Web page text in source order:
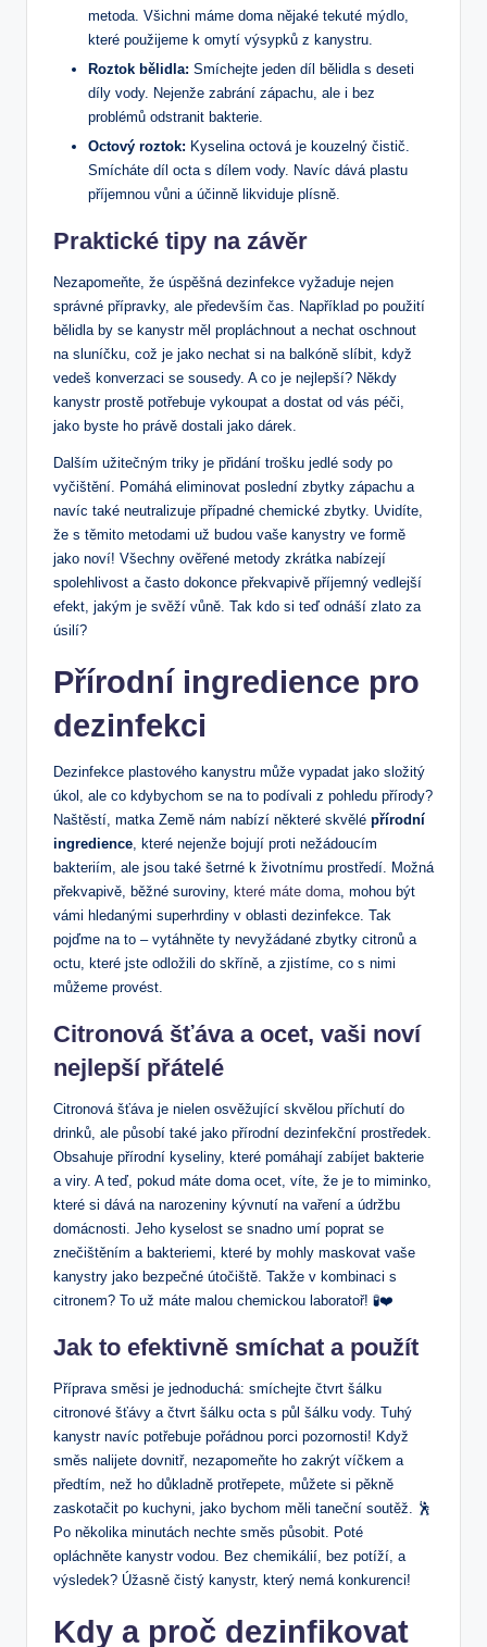
metoda. Všichni máme doma nějaké tekuté mýdlo,
které použijeme k omytí výsypků z kanystru.
Roztok bělidla: Smíchejte jeden díl bělidla s deseti
díly vody. Nejenže zabrání zápachu, ale i bez
problémů odstranit bakterie.
Octový roztok: Kyselina octová je kouzelný čistič.
Smícháte díl octa s dílem vody. Navíc dává plastu
příjemnou vůni a účinně likviduje plísně.
Praktické tipy na závěr
Nezapomeňte, že úspěšná dezinfekce vyžaduje nejen
správné přípravky, ale především čas. Například po použití
bělidla by se kanystr měl propláchnout a nechat oschnout
na sluníčku, což je jako nechat si na balkóně slíbit, když
vedeš konverzaci se sousedy. A co je nejlepší? Někdy
kanystr prostě potřebuje vykoupat a dostat od vás péči,
jako byste ho právě dostali jako dárek.
Dalším užitečným triky je přidání trošku jedlé sody po
vyčištění. Pomáhá eliminovat poslední zbytky zápachu a
navíc také neutralizuje případné chemické zbytky. Uvidíte,
že s těmito metodami už budou vaše kanystry ve formě
jako noví! Všechny ověřené metody zkrátka nabízejí
spolehlivost a často dokonce překvapivě příjemný vedlejší
efekt, jakým je svěží vůně. Tak kdo si teď odnáší zlato za
úsilí?
Přírodní ingredience pro
dezinfekci
Dezinfekce plastového kanystru může vypadat jako složitý
úkol, ale co kdybychom se na to podívali z pohledu přírody?
Naštěstí, matka Země nám nabízí některé skvělé přírodní
ingredience , které nejenže bojují proti nežádoucím
bakteriím, ale jsou také šetrné k životnímu prostředí. Možná
překvapivě, běžné suroviny, které máte doma , mohou být
vámi hledanými superhrdiny v oblasti dezinfekce. Tak
pojďme na to – vytáhněte ty nevyžádané zbytky citronů a
octu, které jste odložili do skříně, a zjistíme, co s nimi
můžeme provést.
Citronová šťáva a ocet, vaši noví
nejlepší přátelé
Citronová šťáva je nielen osvěžující skvělou příchutí do
drinků, ale působí také jako přírodní dezinfekční prostředek.
Obsahuje přírodní kyseliny, které pomáhají zabíjet bakterie
a viry. A teď, pokud máte doma ocet, víte, že je to miminko,
které si dává na narozeniny kývnutí na vaření a údržbu
domácnosti. Jeho kyselost se snadno umí poprat se
znečištěním a bakteriemi, které by mohly maskovat vaše
kanystry jako bezpečné útočiště. Takže v kombinaci s
citronem? To už máte malou chemickou laboratoř! 🧪❤️
Jak to efektivně smíchat a použít
Příprava směsi je jednoduchá: smíchejte čtvrt šálku
citronové šťávy a čtvrt šálku octa s půl šálku vody. Tuhý
kanystr navíc potřebuje pořádnou porci pozornosti! Když
směs nalijete dovnitř, nezapomeňte ho zakrýt víčkem a
předtím, než ho důkladně protřepete, můžete si pěkně
zaskotačit po kuchyni, jako bychom měli taneční soutěž. 🕺
Po několika minutách nechte směs působit. Poté
opláchněte kanystr vodou. Bez chemikálií, bez potíží, a
výsledek? Úžasně čistý kanystr, který nemá konkurenci!
Kdy a proč dezinfikovat